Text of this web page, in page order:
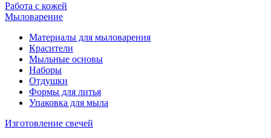
Работа с кожей
Мыловарение
Материалы для мыловарения
Красители
Мыльные основы
Наборы
Отдушки
Формы для литья
Упаковка для мыла
Изготовление свечей